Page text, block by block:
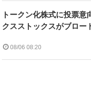
トークン化株式に投票意
クスストックスがブロー
08/06 08:20